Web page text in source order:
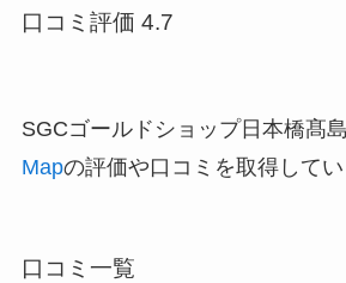
口コミ評価 4.7
SGCゴールドショップ日本橋髙
Mapの評価や口コミを取得してい
口コミ一覧